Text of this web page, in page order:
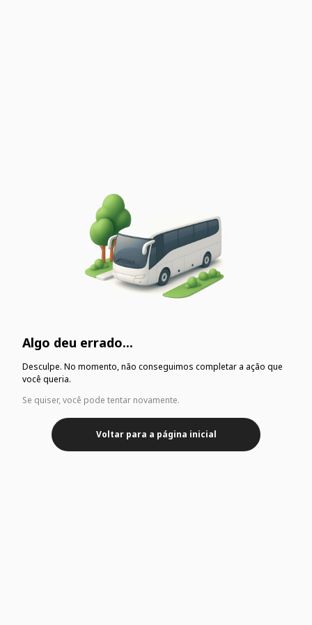
Algo deu errado...
Desculpe. No momento, não conseguimos completar a ação que
você queria.
Se quiser, você pode tentar novamente.
Voltar para a página inicial